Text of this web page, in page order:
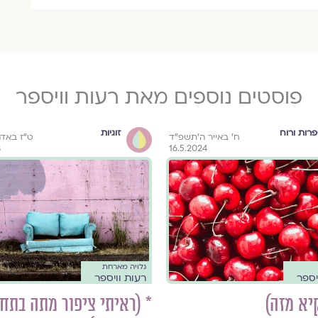
פוסטים נוספים מאת רעות וויספר
ורוח
ח׳ באייר ה׳תשפ״ד
16.5.2024
מזה)
זוגיות
ט״ז
גלויה מארחת
רעות וויספר
* (ראיתי ציפור מתה